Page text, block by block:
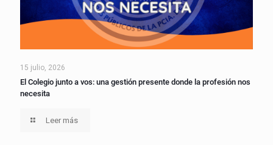
15 julio, 2026
El Colegio junto a vos: una gestión presente donde la profesión nos
necesita
Leer más